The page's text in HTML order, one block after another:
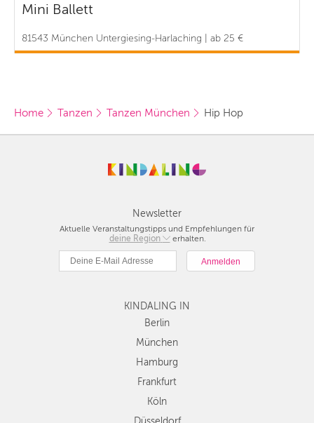
Mini Ballett
81543 München Untergiesing-Harlaching | ab 25 €
Home Tanzen Tanzen München Hip Hop
Newsletter
Aktuelle Veranstaltungstipps und Empfehlungen für
deine Region
Berlin
München
Hamburg
Köln
Düsseldorf
Stuttgart
Essen
Dresden
erhalten.
KINDALING IN
Berlin
München
Hamburg
Frankfurt
Köln